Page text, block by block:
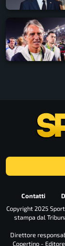
Contatti
Copyright 2025
stampa dal
Direttore
Copertino -